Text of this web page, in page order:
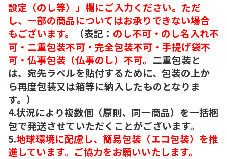
設定（のし等）」欄にご入力ください。ただ
し、一部の商品についてはお承りできない場合
もございます。
（表記： のし不可・のし名入れ不
可・二重包装不可・完全包装不可・手提げ袋不
可・仏事包装（仏事のし）不可。 二重包装と
は、宛先ラベルを貼付するために、包装の上か
ら再度包装又は箱等に納入したものとなりま
す。）
4.状況により複数個（原則、同一商品）を一括梱
包で発送させていただくことがございます。
5.地球環境に配慮し、簡易包装（エコ包装）を推
進しています。ご協力をお願いいたします。